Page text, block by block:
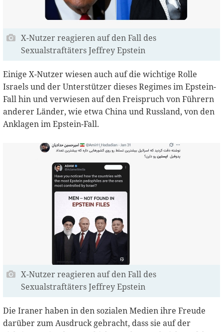
X-Nutzer reagieren auf den Fall des
Sexualstraftäters Jeffrey Epstein
Einige X-Nutzer wiesen auch auf die wichtige Rolle
Israels und der Unterstützer dieses Regimes im Epstein-
Fall hin und verwiesen auf den Freispruch von Führern
anderer Länder, wie etwa China und Russland, von den
Anklagen im Epstein-Fall.
X-Nutzer reagieren auf den Fall des
Sexualstraftäters Jeffrey Epstein
Die Iraner haben in den sozialen Medien ihre Freude
darüber zum Ausdruck gebracht, dass sie auf der